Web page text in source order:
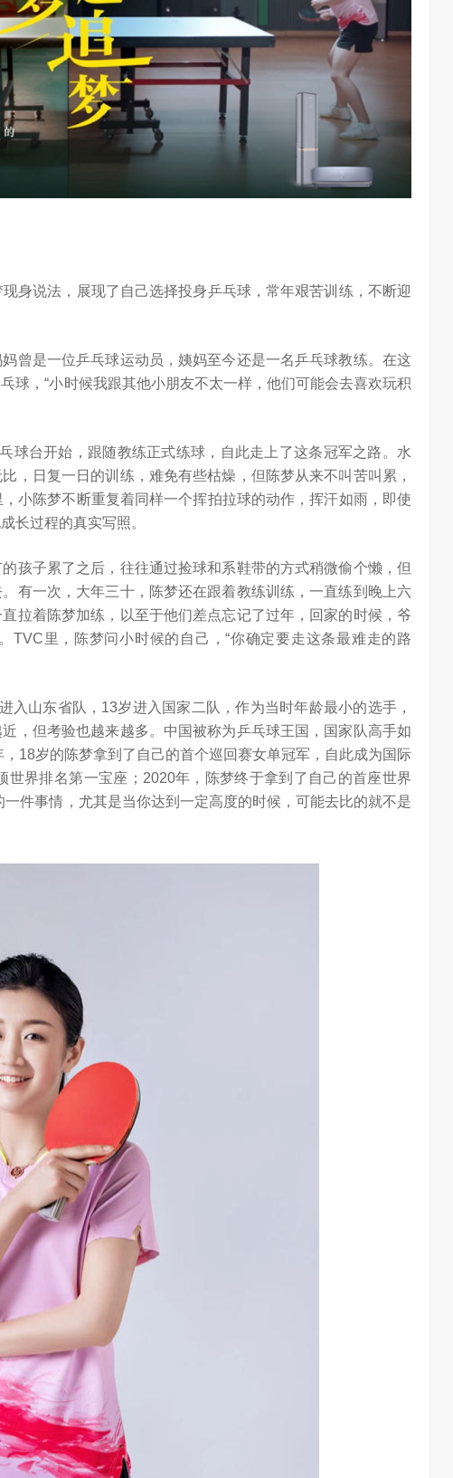
身说法，展现了自己选择投身乒乓球，常年艰苦训练，不断迎
曾是一位乒乓球运动员，姨妈至今还是一名乒乓球教练。在这
球，“小时候我跟其他小朋友不太一样，他们可能会去喜欢玩积
球台开始，跟随教练正式练球，自此走上了这条冠军之路。水
，日复一日的训练，难免有些枯燥，但陈梦从来不叫苦叫累，
小陈梦不断重复着同样一个挥拍拉球的动作，挥汗如雨，即使
长过程的真实写照。
孩子累了之后，往往通过捡球和系鞋带的方式稍微偷个懒，但
有一次，大年三十，陈梦还在跟着教练训练，一直练到晚上六
拉着陈梦加练，以至于他们差点忘记了过年，回家的时候，爷
TVC里，陈梦问小时候的自己，“你确定要走这条最难走的路
入山东省队，13岁进入国家二队，作为当时年龄最小的选手，
，但考验也越来越多。中国被称为乒乓球王国，国家队高手如
18岁的陈梦拿到了自己的首个巡回赛女单冠军，自此成为国际
世界排名第一宝座；2020年，陈梦终于拿到了自己的首座世界
件事情，尤其是当你达到一定高度的时候，可能去比的就不是
算力不是最贵的？谷歌首席科学家：把数据“搬来搬去”才是烧钱大头
7.09K
Startup School 2026
对话AI创作者 vivo X Fold系列深度绑定AI长赛道
访谈
2026年，AI Agent正在完成从“问答工具”到“任务助手”的重要